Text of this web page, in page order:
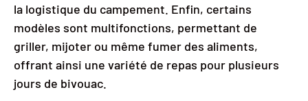
la logistique du campement. Enfin, certains
modèles sont multifonctions, permettant de
griller, mijoter ou même fumer des aliments,
offrant ainsi une variété de repas pour plusieurs
jours de bivouac.